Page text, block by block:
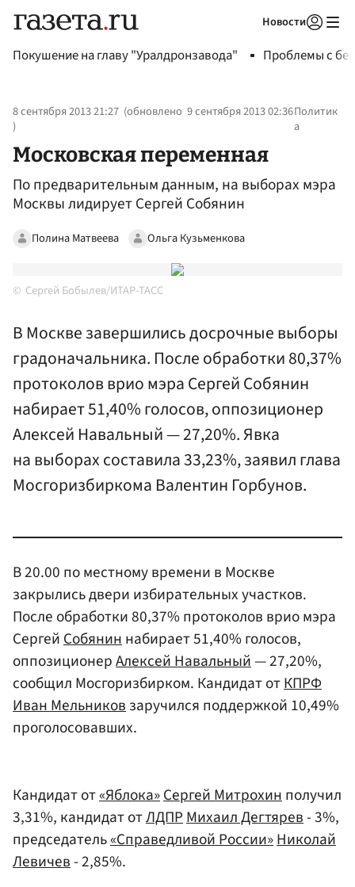
Новости
Покушение на главу "Уралдронзавода" Проблемы с
8 сентября 2013 21:27 (обновлено 9 сентября 2013 02:36
)
Политик
а
Московская переменная
По предварительным данным, на выборах мэра
Москвы лидирует Сергей Собянин
Полина Матвеева Ольга Кузьменкова
Сергей Бобылев/ИТАР-ТАСС
В Москве завершились досрочные выборы
градоначальника. После обработки 80,37%
протоколов врио мэра Сергей Собянин
набирает 51,40% голосов, оппозиционер
Алексей Навальный — 27,20%. Явка
на выборах составила 33,23%, заявил глава
Мосгоризбиркома Валентин Горбунов.
В 20.00 по местному времени в Москве
закрылись двери избирательных участков.
После обработки 80,37% протоколов врио мэра
СергейСобяниннабирает 51,40% голосов,
оппозиционерАлексей Навальный— 27,20%,
сообщил Мосгоризбирком. Кандидат отКПРФ
Иван Мельниковзаручился поддержкой 10,49%
проголосовавших.
Кандидат от«Яблока»Сергей Митрохинполучил
3,31%, кандидат отЛДПРМихаил Дегтярев- 3%,
председатель«Справедливой России»Николай
Левичев- 2,85%.